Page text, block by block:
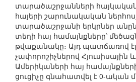
տարածաշրջանների
հայերի շարունակական
տարածաշրջանի երկրներ
տեղի հայ համայնքները՝
թվաքանակը։ Այդ պատճառով էլ
չափորոշիչներով Հյուսիսային
Ամերիկաների հայ
ցուցիչը գնահատվել է 0-ական